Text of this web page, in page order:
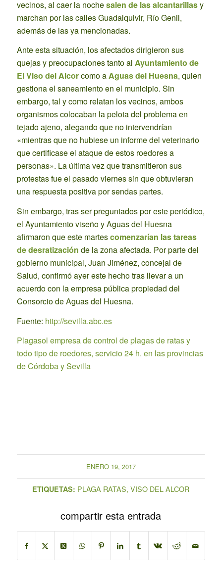
vecinos, al caer la nochesalen de las alcantarillasy
marchan por las calles Guadalquivir, Río Genil,
además de las ya mencionadas.
Ante esta situación, los afectados dirigieron sus
quejas y preocupaciones tanto al Ayuntamiento de
El Viso del Alcorcomo aAguas del Huesna, quien
gestiona el saneamiento en el municipio. Sin
embargo, tal y como relatan los vecinos, ambos
organismos colocaban la pelota del problema en
tejado ajeno, alegando que no intervendrían
«mientras que no hubiese un informe del veterinario
que certificase el ataque de estos roedores a
personas». La última vez que transmitieron sus
protestas fue el pasado viernes sin que obtuvieran
una respuesta positiva por sendas partes.
Sin embargo, tras ser preguntados por este periódico,
el Ayuntamiento viseño y Aguas del Huesna
afirmaron que este martescomenzarían las tareas
de desratización de la zona afectada. Por parte del
gobierno municipal, Juan Jiménez, concejal de
Salud, confirmó ayer este hecho tras llevar a un
acuerdo con la empresa pública propiedad del
Consorcio de Aguas del Huesna.
Fuente: http://sevilla.abc.es
Plagasol empresa de control de plagas de ratas y
todo tipo de roedores, servicio 24 h. en las provincias
de Córdoba y Sevilla
ENERO 19, 2017
ETIQUETAS: PLAGA RATAS,VISO DEL ALCOR
compartir esta entrada